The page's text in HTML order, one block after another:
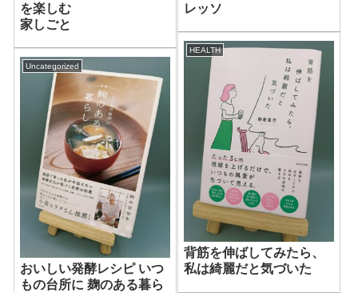
を楽しむ
家しごと
レッソ
HEALTH
背筋を伸ばしてみたら、
私は綺麗だと気づいた
Uncategorized
おいしい発酵レシピ いつ
もの台所に 麹のある暮ら